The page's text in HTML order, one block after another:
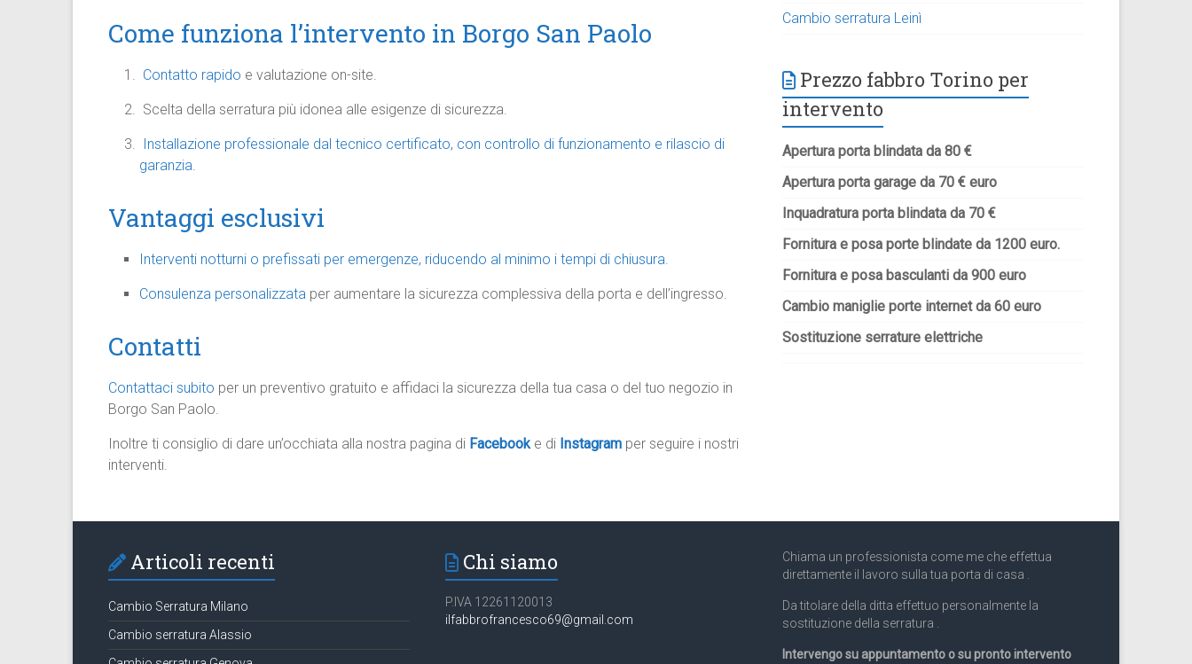
Come funziona l’intervento in Borgo San Paolo
Contatto rapido e valutazione on-site.
Scelta della serratura più idonea alle esigenze di sicurezza.
Installazione professionale dal tecnico certificato, con controllo di funzionamento e rilascio di
garanzia.
Vantaggi esclusivi
Interventi notturni o prefissati per emergenze, riducendo al minimo i tempi di chiusura.
Consulenza personalizzata per aumentare la sicurezza complessiva della porta e dell’ingresso.
Contatti
Contattaci subito per un preventivo gratuito e affidaci la sicurezza della tua casa o del tuo negozio in
Borgo San Paolo.
Inoltre ti consiglio di dare un’occhiata alla nostra pagina di Facebook e di Instagram per seguire i nostri
interventi.​
Cambio serratura Leinì
Prezzo fabbro Torino per
intervento
Apertura porta blindata da 80 €
Apertura porta garage da 70 € euro
Inquadratura porta blindata da 70 €
Fornitura e posa porte blindate da 1200 euro.
Fornitura e posa basculanti da 900 euro
Cambio maniglie porte internet da 60 euro
Sostituzione serrature elettriche
Articoli recenti
Cambio Serratura Milano
Cambio serratura Alassio
Chi siamo
P.IVA 12261120013
ilfabbrofrancesco69@gmail.com
Chiama un professionista come me che effettua
direttamente il lavoro sulla tua porta di casa .
Da titolare della ditta effettuo personalmente la
sostituzione della serratura .
Intervengo su appuntamento o su pronto intervento